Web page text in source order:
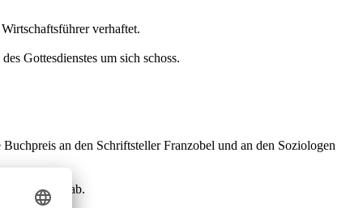
verhaftet.
Gottesdienstes um sich schoss.
an den Schriftsteller Franzobel und an den Soziologen
Nordkorea ab.